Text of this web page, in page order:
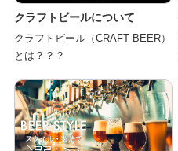
クラフトビールについて
クラフトビール（CRAFT BEER）
とは？？？